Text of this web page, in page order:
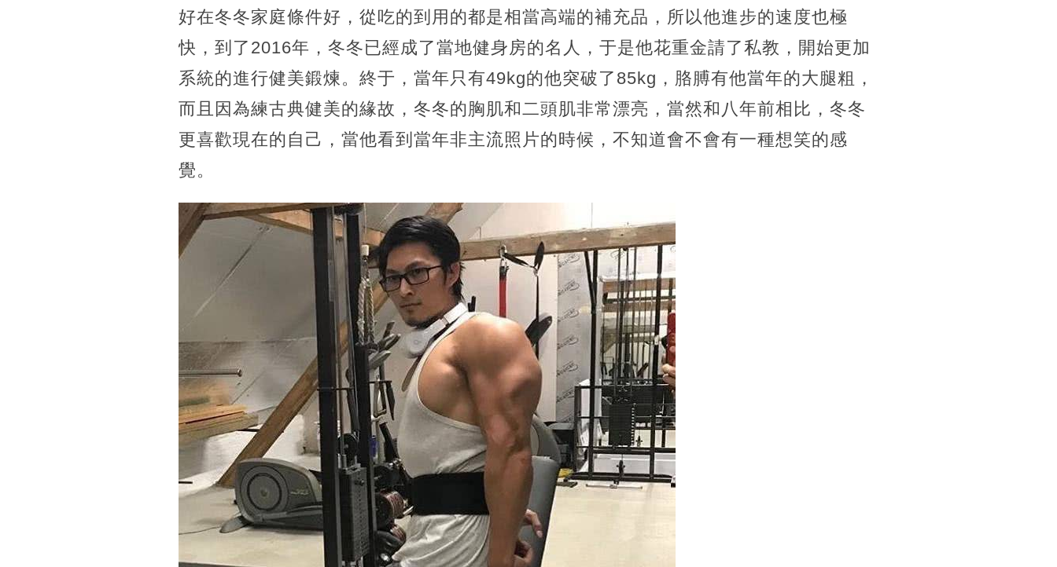
好在冬冬家庭條件好，從吃的到用的都是相當高端的補充品，所以他進步的速度也極
快，到了2016年，冬冬已經成了當地健身房的名人，于是他花重金請了私教，開始更加
系統的進行健美鍛煉。終于，當年只有49kg的他突破了85kg，胳膊有他當年的大腿粗，
而且因為練古典健美的緣故，冬冬的胸肌和二頭肌非常漂亮，當然和八年前相比，冬冬
更喜歡現在的自己，當他看到當年非主流照片的時候，不知道會不會有一種想笑的感
覺。